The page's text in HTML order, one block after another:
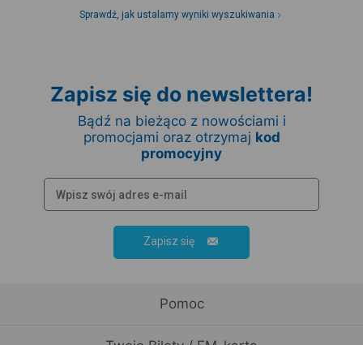
Sprawdź, jak ustalamy wyniki wyszukiwania
Zapisz się do newslettera!
Bądź na bieżąco z nowościami i
promocjami oraz otrzymaj kod
promocyjny
Zapisz się
Pomoc